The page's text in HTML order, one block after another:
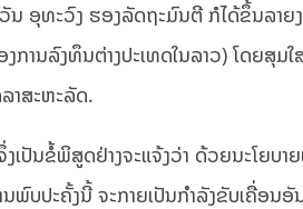
ນ ອຸທະວົງ ຮອງລັດຖະມົນຕີ ກໍໄດ້ຂຶ້ນລາຍ
ການລົງທຶນຕ່າງປະເທດໃນລາວ) ໂດຍສຸ
າສະຫະລັດ.
ງເປັນຂໍ້ພິສູດຢ່າງຈະແຈ້ງວ່າ ດ້ວຍນະໂຍ
ພົບປະຄັ້ງນີ້ ຈະກາຍເປັນກຳລັງຂັບເຄື່ອ